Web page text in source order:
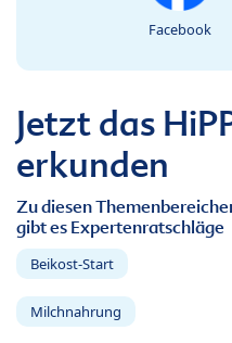
Facebook
Jetzt das
erkunden
Zu diesen
gibt es Expertenratschläge
Beikost-Start
Milchnahrung